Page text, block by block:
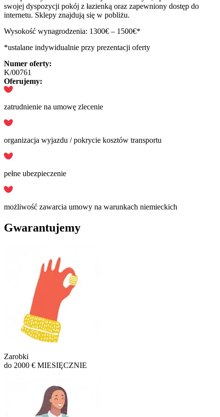
swojej dyspozycji pokój z łazienką oraz zapewniony dostęp do
internetu. Sklepy znajdują się w pobliżu.
Wysokość wynagrodzenia: 1300€ – 1500€*
*ustalane indywidualnie przy prezentacji oferty
Numer oferty:
K/00761
Oferujemy:
zatrudnienie na umowę zlecenie
organizacja wyjazdu / pokrycie kosztów transportu
pełne ubezpieczenie
możliwość zawarcia umowy na warunkach niemieckich
Gwarantujemy
Zarobki
do 2000 € MIESIĘCZNIE